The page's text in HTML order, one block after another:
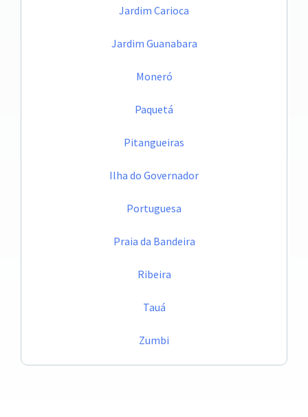
Jardim Carioca
Jardim Guanabara
Moneró
Paquetá
Pitangueiras
Ilha do Governador
Portuguesa
Praia da Bandeira
Ribeira
Tauá
Zumbi